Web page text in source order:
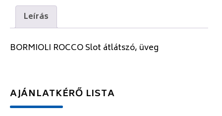
Leírás
BORMIOLI ROCCO Slot átlátszó, üveg
AJÁNLATKÉRŐ LISTA